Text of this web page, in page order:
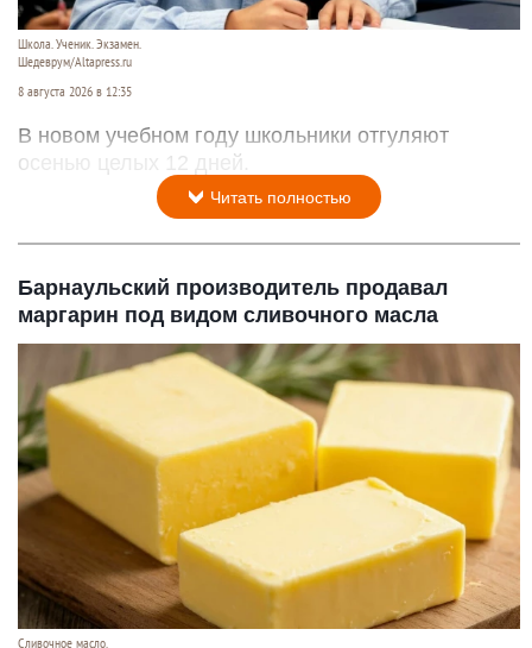
Школа. Ученик. Экзамен.
Шедеврум/Altapress.ru
8 августа 2026 в 12:35
В новом учебном году школьники отгуляют
осенью целых 12 дней.
Читать полностью
Барнаульский производитель продавал
маргарин под видом сливочного масла
Сливочное масло.